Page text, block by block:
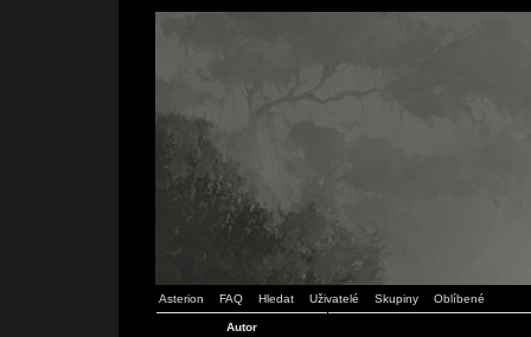
Asterion FAQ Hledat Uživatelé Skupiny Oblíbené
Autor